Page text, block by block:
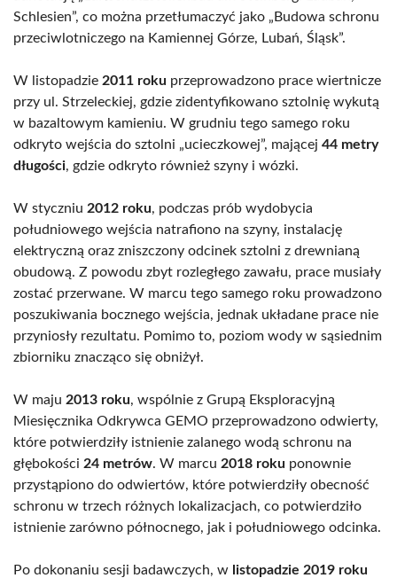
Schlesien”, co można przetłumaczyć jako „Budowa schronu
przeciwlotniczego na Kamiennej Górze, Lubań, Śląsk”.
W listopadzie 2011 roku przeprowadzono prace wiertnicze
przy ul. Strzeleckiej, gdzie zidentyfikowano sztolnię wykutą
w bazaltowym kamieniu. W grudniu tego samego roku
odkryto wejścia do sztolni „ucieczkowej”, mającej 44 metry
długości, gdzie odkryto również szyny i wózki.
W styczniu 2012 roku, podczas prób wydobycia
południowego wejścia natrafiono na szyny, instalację
elektryczną oraz zniszczony odcinek sztolni z drewnianą
obudową. Z powodu zbyt rozległego zawału, prace musiały
zostać przerwane. W marcu tego samego roku prowadzono
poszukiwania bocznego wejścia, jednak układane prace nie
przyniosły rezultatu. Pomimo to, poziom wody w sąsiednim
zbiorniku znacząco się obniżył.
W maju 2013 roku, wspólnie z Grupą Eksploracyjną
Miesięcznika Odkrywca GEMO przeprowadzono odwierty,
które potwierdziły istnienie zalanego wodą schronu na
głębokości 24 metrów. W marcu 2018 roku ponownie
przystąpiono do odwiertów, które potwierdziły obecność
schronu w trzech różnych lokalizacjach, co potwierdziło
istnienie zarówno północnego, jak i południowego odcinka.
Po dokonaniu sesji badawczych, w listopadzie 2019 roku